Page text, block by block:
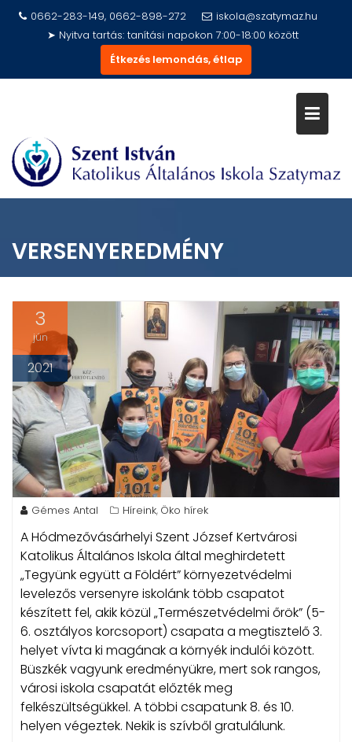
0662-283-149, 0662-898-272
iskola@szatymaz.hu
➤ Nyitva tartás: tanítási napokon 7:00-18:00 között
Étkezés lemondás, étlap
VERSENYEREDMÉNY
3
jún
2021
Gémes Antal Híreink, Öko hírek
A Hódmezővásárhelyi Szent József Kertvárosi
Katolikus Általános Iskola által meghirdetett
„Tegyünk együtt a Földért” környezetvédelmi
levelezős versenyre iskolánk több csapatot
készített fel, akik közül „Természetvédelmi őrök” (5-
6. osztályos korcsoport) csapata a megtisztelő 3.
helyet vívta ki magának a környék indulói között.
Büszkék vagyunk eredményükre, mert sok rangos,
városi iskola csapatát előzték meg
felkészültségükkel. A többi csapatunk 8. és 10.
helyen végeztek. Nekik is szívből gratulálunk.